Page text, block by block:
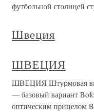
футбольной столицей
Швеция
ШВЕЦИЯ
ШВЕЦИЯ Штурмовая
— базовый вариант
оптическим прицелом